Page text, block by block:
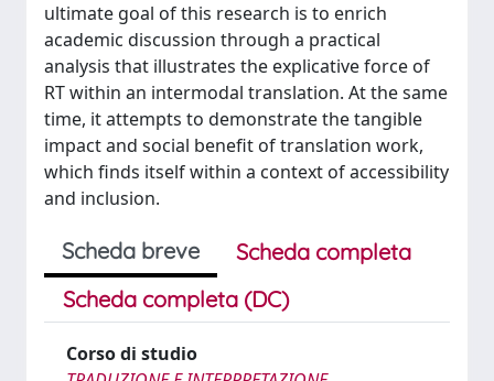
ultimate goal of this research is to enrich
academic discussion through a practical
analysis that illustrates the explicative force of
RT within an intermodal translation. At the same
time, it attempts to demonstrate the tangible
impact and social benefit of translation work,
which finds itself within a context of accessibility
and inclusion.
Scheda breve
Scheda completa
Scheda completa (DC)
Corso di studio